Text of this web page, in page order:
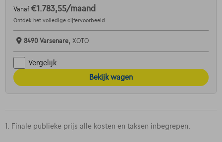
Vanaf €1.783,55/maand
Ontdek het volledige cijfervoorbeeld
8490 Varsenare, XOTO
Vergelijk
Bekijk wagen
1. Finale publieke prijs alle kosten en taksen inbegrepen.